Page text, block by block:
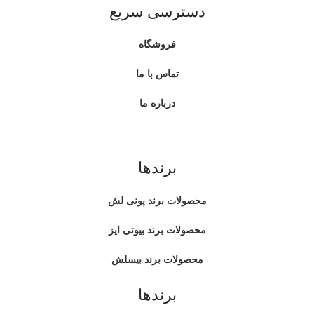
دسترسی سریع
فروشگاه
تماس با ما
درباره ما
برندها
محصولات برند پونی لش
محصولات برند بیوتی ایز
محصولات برند بیسلش
برندها